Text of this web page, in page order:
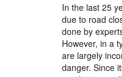
In the last 25
due to road
done by
However, in a
are largely
danger. Since